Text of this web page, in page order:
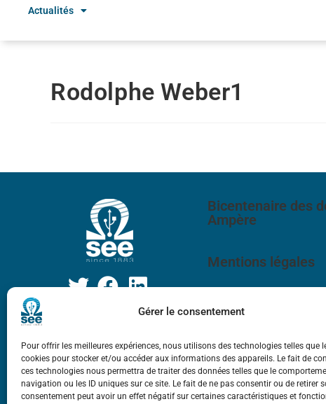
Gérer le consentement
Pour offrir les meilleures expériences, nous utilisons des technologies telles que
cookies pour stocker et/ou accéder aux informations des appareils. Le fait de
ces technologies nous permettra de traiter des données telles que le
navigation ou les ID uniques sur ce site. Le fait de ne pas consentir ou de retirer
consentement peut avoir un effet négatif sur certaines caractéristiques et
Actualités
Rodolphe Weber1
Bicentenaire des
Ampère
Mentions légales